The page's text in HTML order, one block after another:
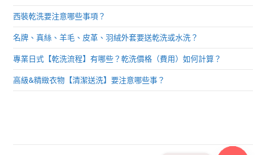
西裝乾洗要注意哪些事項？
名牌、真絲、羊毛、皮革、羽絨外套要送乾洗或水洗？
專業日式【乾洗流程】有哪些？乾洗價格（費用）如何計算？
高級&精緻衣物【清潔送洗】要注意哪些事？